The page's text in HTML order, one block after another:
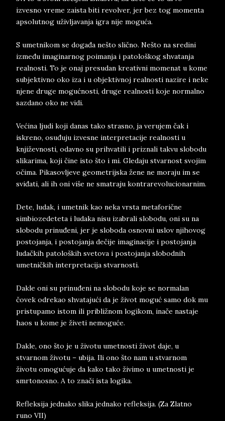
izvesno vreme zaista biti revolver, jer bez tog momenta
apsolutnog uživljavanja igra nije moguća.
S umetnikom se događa nešto slično. Nešto na sredini
između imaginarnog poimanja i patološkog shvatanja
realnosti. To je onaj presudan kreativni momenat u kome
subjektivno oko iza i u objektivnoj realnosti nazire i neke
njene druge mogućnosti, druge realnosti koje normalno
sazdano oko ne vidi.
Većina ljudi koji danas tako strasno, ja verujem čak i
iskreno, osuđuju izvesne interpretacije realnosti u
književnosti, odavno su prihvatili i priznali takvu slobodu
slikarima, koji čine isto što i mi. Gledaju stvarnost svojim
očima. Pikasovljeve geometrijska žene ne moraju im se
sviđati, ali ih oni više ne smatraju kontrarevolucionarnim.
Dete, ludak, i umetnik kao neka vrsta metaforične
simbiozedeteta i ludaka nisu izabrali slobodu, oni su na
slobodu prinuđeni, jer je sloboda osnovni uslov njihovog
postojanja, i postojanja dečije imaginacije i postojanja
ludačkih patoloških svetova i postojanja slobodnih
umetničkih interpretacija stvarnosti.
Dakle oni su prinuđeni na slobodu koje se normalan
čovek odrekao shvatajući da je život moguć samo dok mu
pristupamo istom ili približnom logikom, inače nastaje
haos u kome je živeti nemoguće.
Dakle, ono što je u životu umetnosti život daje, u
stvarnom životu – ubija. Ili ono što nam u stvarnom
životu omogućuje da kako tako živimo u umetnosti je
smrtonosno. A to znači ista logika.
Refleksija jednako slika jednako refleksija. (Za Zlatno
runo VII)